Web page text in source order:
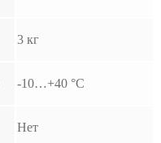
3 кг
-10…+40 °С
Нет